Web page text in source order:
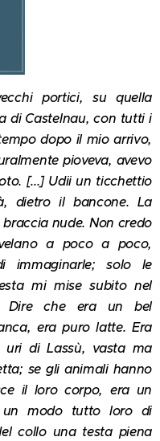
portici, su quella
di Castelnau, con tutti i
dopo il mio arrivo,
pioveva, avevo
[...] Udii un ticchettio
dietro il bancone. La
nude. Non credo
a poco a poco,
immaginarle; solo le
mi mise subito nel
Dire che era un bel
era puro latte. Era
di Lassù, vasta ma
se gli animali hanno
il loro corpo, era un
un modo tutto loro di
collo una testa piena